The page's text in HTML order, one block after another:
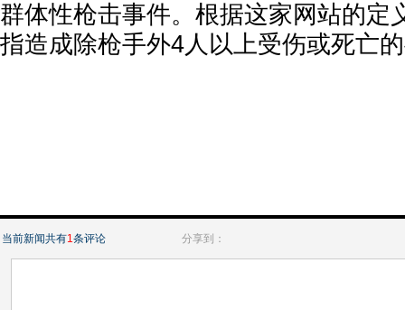
群体性枪击事件。根据这家网站的定
指造成除枪手外4人以上受伤或死亡
当前新闻共有1条评论 分享到：